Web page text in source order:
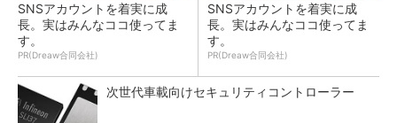
SNSアカウントを着実に成
長。実はみんなココ使ってま
す。
PR(Dreaw合同会社)
SNSアカウントを着実に成
長。実はみんなココ使ってま
す。
PR(Dreaw合同会社)
次世代車載向けセキュリティコントローラー